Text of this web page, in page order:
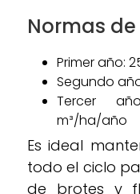
Normas
Primer año:
Segundo
Tercer
m³/ha/año
Es ideal
todo el ciclo
de brotes y